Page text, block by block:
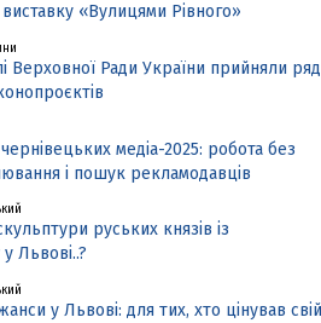
«Вулицями Рівного»
Верховної Ради України прийняли ряд
медіа-2025: робота без
і пошук рекламодавців
руських князів із
Львові..?
у Львові: для тих, хто цінував свій